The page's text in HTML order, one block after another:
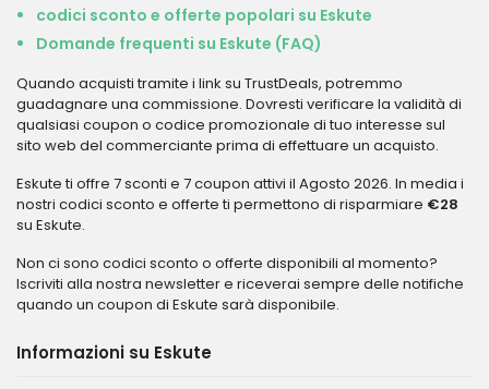
codici sconto e offerte popolari su Eskute
Domande frequenti su Eskute (FAQ)
Quando acquisti tramite i link su TrustDeals, potremmo
guadagnare una commissione. Dovresti verificare la validità di
qualsiasi coupon o codice promozionale di tuo interesse sul
sito web del commerciante prima di effettuare un acquisto.
Eskute ti offre 7 sconti e 7 coupon attivi il Agosto 2026. In media i
nostri codici sconto e offerte ti permettono di risparmiare €28
su Eskute.
Non ci sono codici sconto o offerte disponibili al momento?
Iscriviti alla nostra newsletter e riceverai sempre delle notifiche
quando un coupon di Eskute sarà disponibile.
Informazioni su Eskute